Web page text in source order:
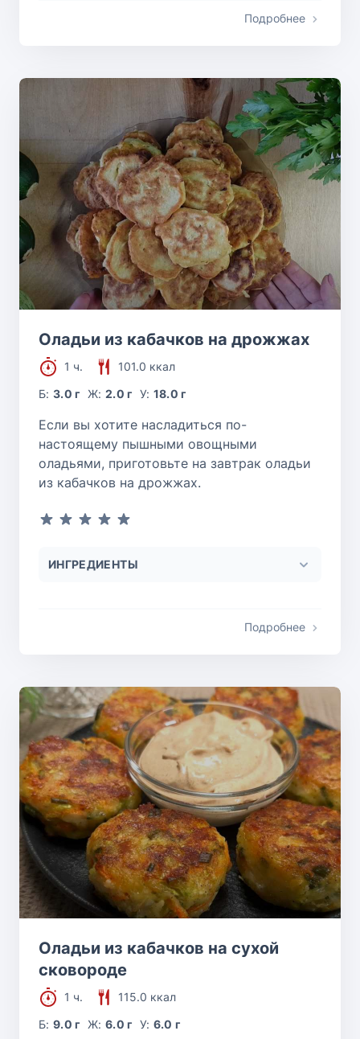
Подробнее
Оладьи из кабачков на дрожжах
1 ч.
101.0 ккал
Б:3.0 г Ж: 2.0 г У: 18.0 г
Если вы хотите насладиться по-
настоящему пышными овощными
оладьями, приготовьте на завтрак оладьи
из кабачков на дрожжах.
ИНГРЕДИЕНТЫ
Подробнее
Оладьи из кабачков на сухой
сковороде
1 ч.
115.0 ккал
Б:9.0 г Ж: 6.0 г У: 6.0 г